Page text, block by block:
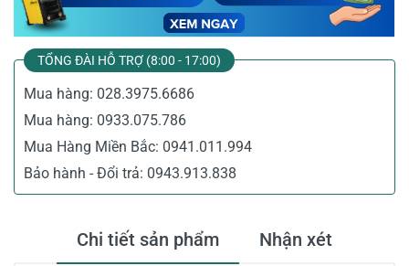
TỔNG ĐÀI HỖ TRỢ (8:00 - 17:00)
Mua hàng: 028.3975.6686
Mua hàng: 0933.075.786
Mua Hàng Miền Bắc: 0941.011.994
Bảo hành - Đổi trả: 0943.913.838
Chi tiết sản phẩm Nhận xét